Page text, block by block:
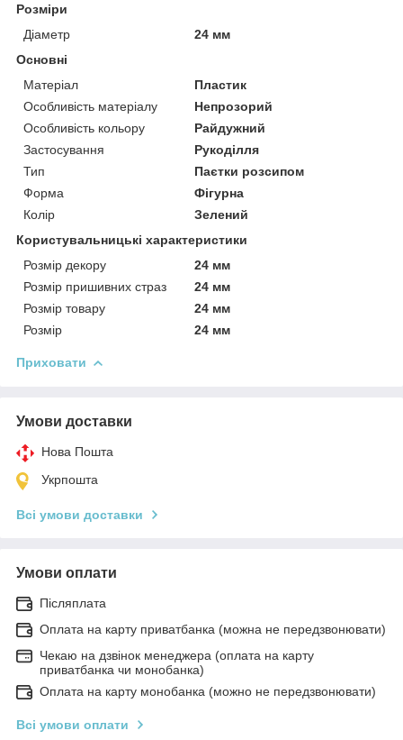
Розміри
Діаметр
24 мм
Основні
Матеріал
Пластик
Особливість матеріалу
Непрозорий
Особливість кольору
Райдужний
Застосування
Рукоділля
Тип
Паєтки розсипом
Форма
Фігурна
Колір
Зелений
Користувальницькі характеристики
Розмір декору
24 мм
Розмір пришивних страз
24 мм
Розмір товару
24 мм
Розмір
24 мм
Приховати
Умови доставки
Нова Пошта
Укрпошта
Всі умови доставки
Умови оплати
Післяплата
Оплата на карту приватбанка (можна не передзвонювати)
Чекаю на дзвінок менеджера (оплата на карту
приватбанка чи монобанка)
Оплата на карту монобанка (можно не передзвонювати)
Всі умови оплати